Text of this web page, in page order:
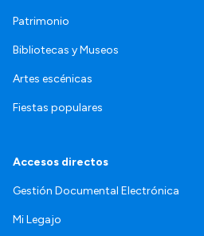
Patrimonio
Bibliotecas y Museos
Artes escénicas
Fiestas populares
Accesos directos
Gestión Documental Electrónica
Mi Legajo